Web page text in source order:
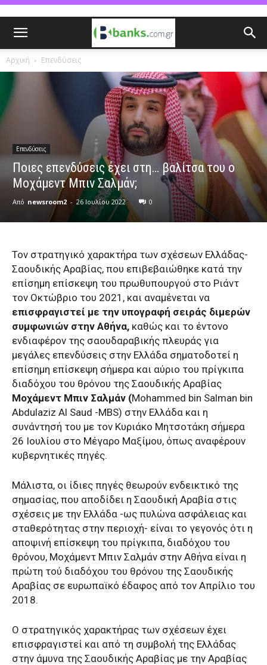
Αρχική Επενδύσεις
Επενδύσεις
Ποιες επενδύσεις έχει στη… βαλίτσα του ο
Μοχάμεντ Μπιν Σαλμάν;
Από newsroom2 - 26 Ιουλίου 2022 0
Τον στρατηγικό χαρακτήρα των σχέσεων Ελλάδας-
Σαουδικής Αραβίας, που επιβεβαιώθηκε κατά την
επίσημη επίσκεψη του πρωθυπουργού στο Ριάντ
τον Οκτώβριο του 2021, και αναμένεται να
επισφραγιστεί με την υπογραφή σειράς διμερών
συμφωνιών στην Αθήνα, καθώς και το έντονο
ενδιαφέρον της σαουδαραβικής πλευράς για
μεγάλες επενδύσεις στην Ελλάδα σηματοδοτεί η
επίσημη επίσκεψη σήμερα και αύριο του πρίγκιπα
διαδόχου του θρόνου της Σαουδικής Αραβίας
Μοχάμεντ Μπιν Σαλμάν (Mohammed bin Salman bin
Abdulaziz Al Saud -MBS) στην Ελλάδα και η
συνάντησή του με τον Κυριάκο Μητσοτάκη σήμερα
26 Ιουλίου στο Μέγαρο Μαξίμου, όπως αναφέρουν
κυβερνητικές πηγές.
Μάλιστα, οι ίδιες πηγές θεωρούν ενδεικτικό της
σημασίας, που αποδίδει η Σαουδική Αραβία στις
σχέσεις με την Ελλάδα -ως πυλώνα ασφάλειας και
σταθερότητας στην περιοχή- είναι το γεγονός ότι η
αποψινή επίσκεψη του πρίγκιπα, διαδόχου του
θρόνου, Μοχάμεντ Μπιν Σαλμάν στην Αθήνα είναι η
πρώτη τού διαδόχου του θρόνου της Σαουδικής
Αραβίας σε ευρωπαϊκό έδαφος από τον Απρίλιο του
2018.
Ο στρατηγικός χαρακτήρας των σχέσεων έχει
επισφραγιστεί και από τη συμβολή της Ελλάδας
στην άμυνα της Σαουδικής Αραβίας με την Αραβίας